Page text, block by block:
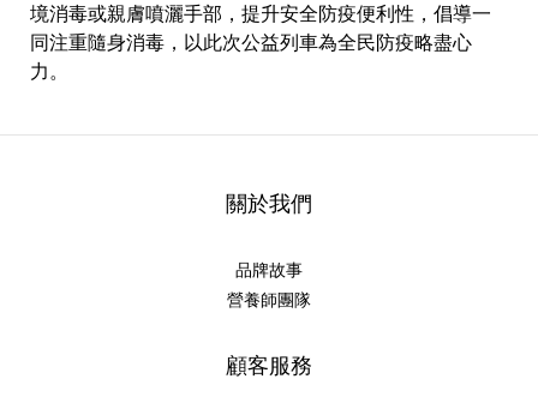
境消毒或親膚噴灑手部，提升安全防疫便利性，倡導一
同注重隨身消毒，以此次公益列車為全民防疫略盡心
力。
關於我們
品牌故事
營養師團隊
顧客服務